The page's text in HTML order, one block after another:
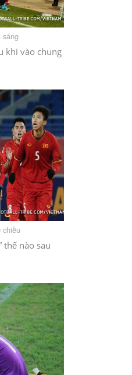
khi vào chung
thế nào sau